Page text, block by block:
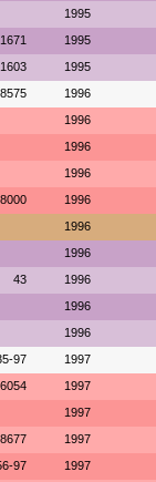
1995
1671 1995
1603 1995
1996
1996
1996
1996
8000 1996
1996
1996
43 1996
1996
1996
97 1997
1997
1997
1997
97 1997